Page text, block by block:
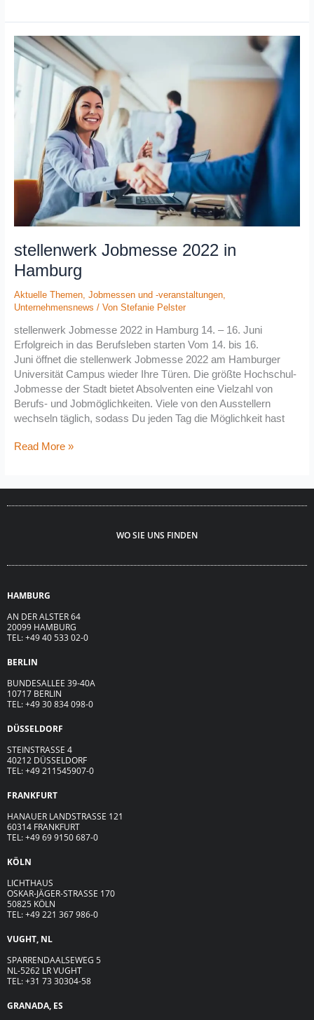
stellenwerk Jobmesse 2022 in
Hamburg
Aktuelle Themen, Jobmessen und -veranstaltungen,
Unternehmensnews / Von Stefanie Pelster
stellenwerk Jobmesse 2022 in Hamburg 14. – 16. Juni
Erfolgreich in das Berufsleben starten Vom 14. bis 16.
Juni öffnet die stellenwerk Jobmesse 2022 am Hamburger
Universität Campus wieder Ihre Türen. Die größte Hochschul-
Jobmesse der Stadt bietet Absolventen eine Vielzahl von
Berufs- und Jobmöglichkeiten. Viele von den Ausstellern
wechseln täglich, sodass Du jeden Tag die Möglichkeit hast
stellenwerk
Jobmesse
2022
Hamburg
Read More »
WO SIE UNS FINDEN
HAMBURG
AN DER ALSTER 64
20099 HAMBURG
TEL: +49 40 533 02-0
BERLIN
BUNDESALLEE 39-40A
10717 BERLIN
TEL: +49 30 834 098-0
DÜSSELDORF
STEINSTRASSE 4
40212 DÜSSELDORF
TEL: +49 211545907-0
FRANKFURT
HANAUER LANDSTRASSE 121
60314 FRANKFURT
TEL: +49 69 9150 687-0
KÖLN
LICHTHAUS
OSKAR-JÄGER-STRASSE 170
50825 KÖLN
TEL: +49 221 367 986-0
VUGHT, NL
SPARRENDAALSEWEG 5
NL-5262 LR VUGHT
TEL: +31 73 30304-58
GRANADA, ES